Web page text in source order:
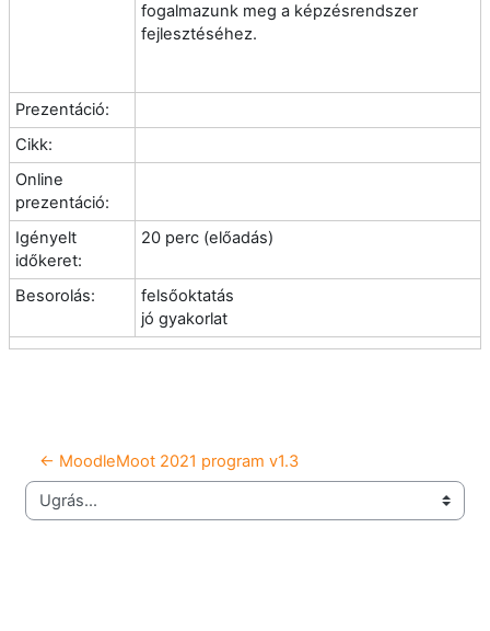
fogalmazunk meg a képzésrendszer
fejlesztéséhez.
Prezentáció:
Cikk:
Online
prezentáció:
Igényelt
időkeret:
20 perc (előadás)
Besorolás:
felsőoktatás
jó gyakorlat
← MoodleMoot 2021 program v1.3
Ugrás...